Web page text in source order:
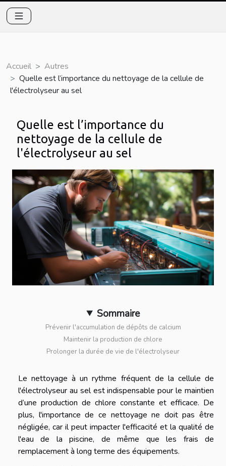
Accueil
Autres
Quelle est l’importance du nettoyage de la cellule de
l'électrolyseur au sel
Quelle est l’importance du
nettoyage de la cellule de
l'électrolyseur au sel
Sommaire
Prévenir l'accumulation de dépôts de calcium
Maintenir la production de chlore
Prolonger la durée de vie de l'électrolyseur
Le nettoyage à un rythme fréquent de la cellule de
l'électrolyseur au sel est indispensable pour le maintien
d’une production de chlore constante et efficace. De
plus, l'importance de ce nettoyage ne doit pas être
négligée, car il peut impacter l'efficacité et la qualité de
l'eau de la piscine, de même que les frais de
remplacement à long terme des équipements.